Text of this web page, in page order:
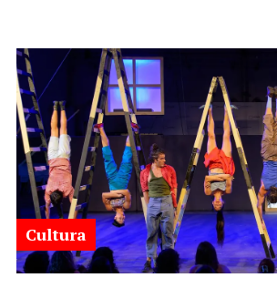
Cultura